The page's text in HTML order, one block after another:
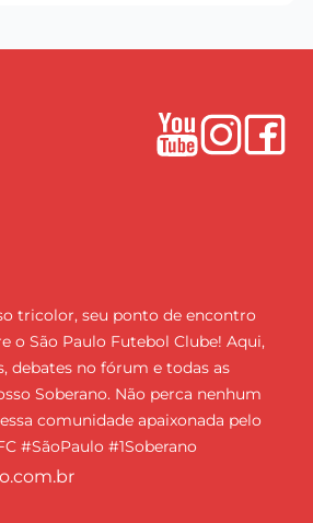
tricolor, seu ponto de encontro
o São Paulo Futebol Clube! Aqui,
debates no fórum e todas as
Soberano. Não perca nenhum
comunidade apaixonada pelo
#SãoPaulo #1Soberano